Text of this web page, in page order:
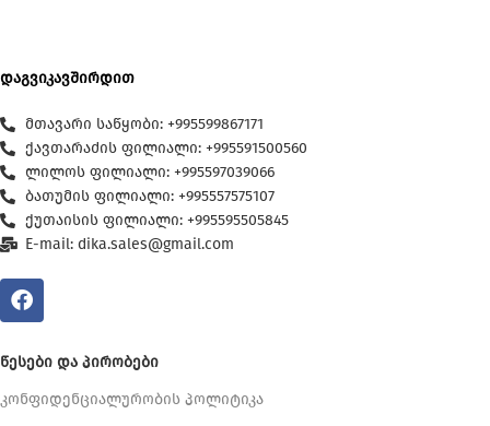
დაგვიკავშირდით
მთავარი საწყობი: +995599867171
ქავთარაძის ფილიალი: +995591500560
ლილოს ფილიალი: +995597039066
ბათუმის ფილიალი: +995557575107
ქუთაისის ფილიალი: +995595505845
E-mail: dika.sales@gmail.com
ᲬᲔᲡᲔᲑᲘ ᲓᲐ ᲞᲘᲠᲝᲑᲔᲑᲘ
კონფიდენციალურობის პოლიტიკა